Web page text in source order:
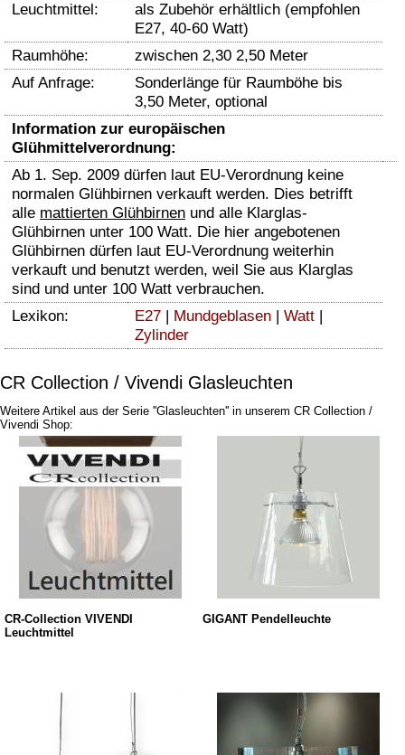
Leuchtmittel:
als Zubehör erhältlich (empfohlen
E27, 40-60 Watt)
Raumhöhe:
zwischen 2,30 2,50 Meter
Auf Anfrage:
Sonderlänge für Raumböhe bis
3,50 Meter, optional
Information zur europäischen
Glühmittelverordnung:
Ab 1. Sep. 2009 dürfen laut EU-Verordnung keine
normalen Glühbirnen verkauft werden. Dies betrifft
alle mattierten Glühbirnen und alle Klarglas-
Glühbirnen unter 100 Watt. Die hier angebotenen
Glühbirnen dürfen laut EU-Verordnung weiterhin
verkauft und benutzt werden, weil Sie aus Klarglas
sind und unter 100 Watt verbrauchen.
Lexikon:
E27 | Mundgeblasen | Watt |
Zylinder
CR Collection / Vivendi Glasleuchten
Weitere Artikel aus der Serie ''Glasleuchten'' in unserem CR Collection /
Vivendi Shop:
CR-Collection VIVENDI
Leuchtmittel
GIGANT Pendelleuchte